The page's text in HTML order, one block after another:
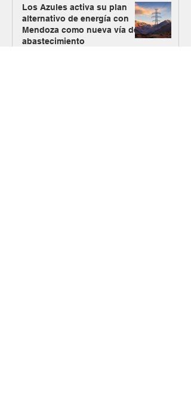
Los Azules activa su plan
alternativo de energía con
Mendoza como nueva vía de
abastecimiento